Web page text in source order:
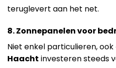
teruglevert aan het net.
8. Zonnepanelen voor
Niet enkel particulieren, ook
Haacht investeren steeds